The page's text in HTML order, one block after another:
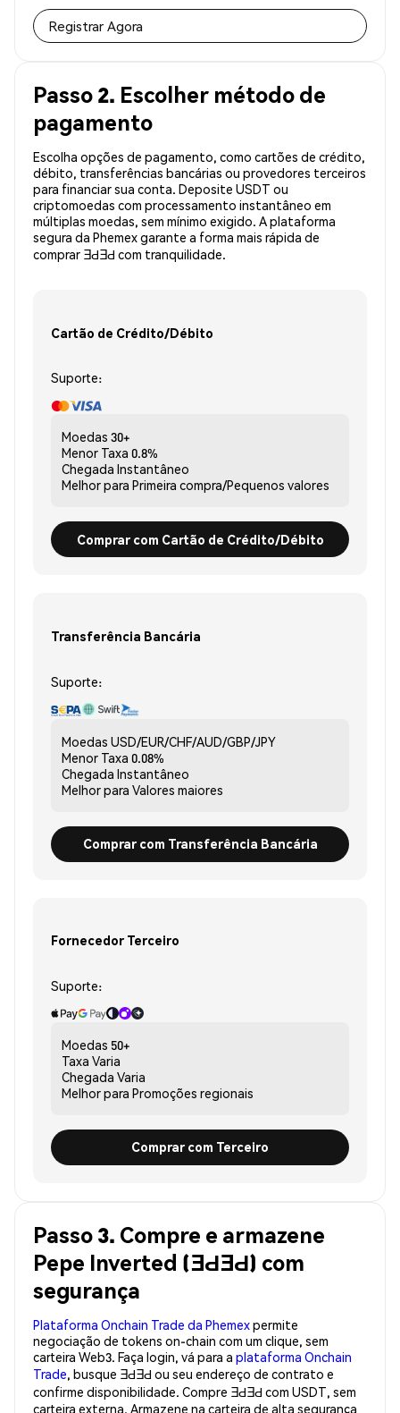
Registrar Agora
Passo 2. Escolher método de
pagamento
Escolha opções de pagamento, como cartões de crédito,
débito, transferências bancárias ou provedores terceiros
para financiar sua conta. Deposite USDT ou
criptomoedas com processamento instantâneo em
múltiplas moedas, sem mínimo exigido. A plataforma
segura da Phemex garante a forma mais rápida de
comprar ƎԀƎԀ com tranquilidade.
Cartão de Crédito/Débito
Suporte:
Moedas 30+
Menor Taxa 0.8%
Chegada Instantâneo
Melhor para Primeira compra/Pequenos valores
Comprar com Cartão de Crédito/Débito
Transferência Bancária
Suporte:
Moedas USD/EUR/CHF/AUD/GBP/JPY
Menor Taxa 0.08%
Chegada Instantâneo
Melhor para Valores maiores
Comprar com Transferência Bancária
Fornecedor Terceiro
Suporte:
Moedas 50+
Taxa Varia
Chegada Varia
Melhor para Promoções regionais
Comprar com Terceiro
Passo 3. Compre e armazene
Pepe Inverted (ƎԀƎԀ) com
segurança
Plataforma Onchain Trade da Phemexpermite
negociação de tokens on-chain com um clique, sem
carteira Web3. Faça login, vá para a plataforma Onchain
Trade, busque ƎԀƎԀ ou seu endereço de contrato e
confirme disponibilidade. Compre ƎԀƎԀ com USDT, sem
carteira externa. Armazene na carteira de alta segurança